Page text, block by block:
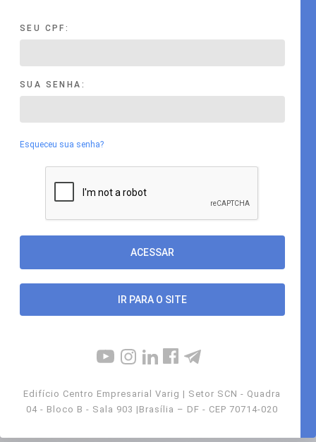
SEU CPF:
SUA SENHA:
Esqueceu sua senha?
IR PARA O SITE
Edifício Centro Empresarial Varig | Setor SCN - Quadra
04 - Bloco B - Sala 903 |Brasília – DF - CEP 70714-020